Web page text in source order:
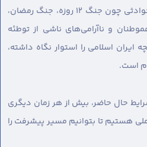
سالی پر فراز و نشیب بود که حوادثی چون جنگ ۱۲ روزه، جنگ رمضان،
و ناآرامی‌های ناشی از توطئه
ایران اسلامی را استوار نگاه داشته،
است.
حال حاضر، بیش از هر زمان دیگری
هستیم تا بتوانیم مسیر پیشرفت را